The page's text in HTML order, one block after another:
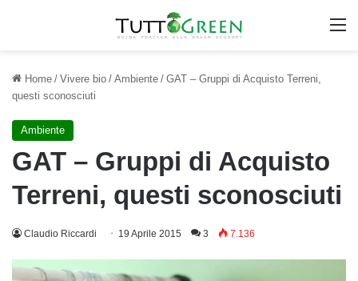
Home / Vivere bio / Ambiente / GAT – Gruppi di Acquisto Terreni,
questi sconosciuti
Ambiente
GAT – Gruppi di Acquisto
Terreni, questi sconosciuti
Claudio Riccardi 19 Aprile 2015 3 7.136